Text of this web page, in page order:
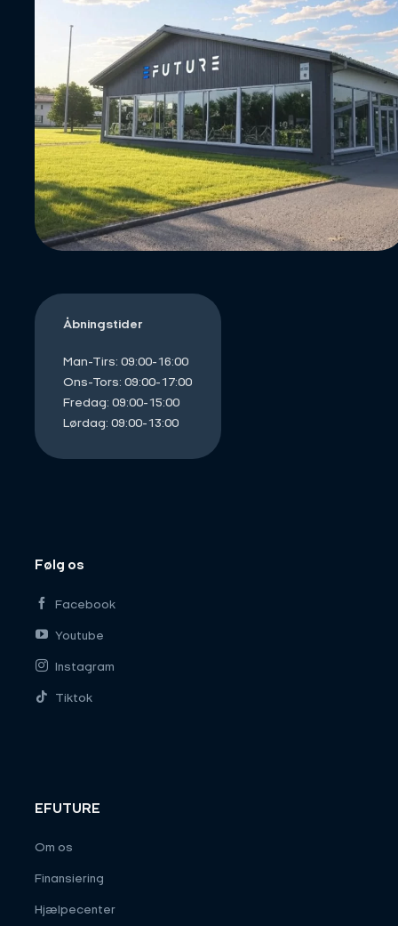
Følg os
Facebook
Youtube
Instagram
Tiktok
EFUTURE
Om os
Finansiering
Hjælpecenter
Åbningstider
Man-Tirs: 09:00-16:00
Ons-Tors: 09:00-17:00
Fredag: 09:00-15:00
Lørdag: 09:00-13:00